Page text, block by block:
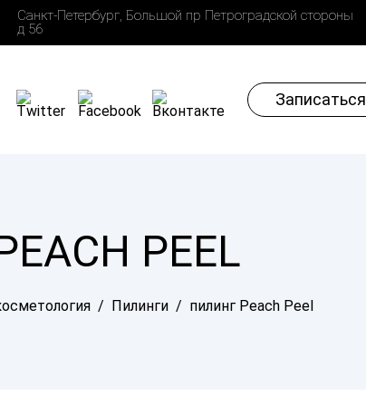
Санкт-Петербург, Большой пр Петроградской стороны
д 56
Записаться
PEEL
/ Пилинги / пилинг Peach Peel